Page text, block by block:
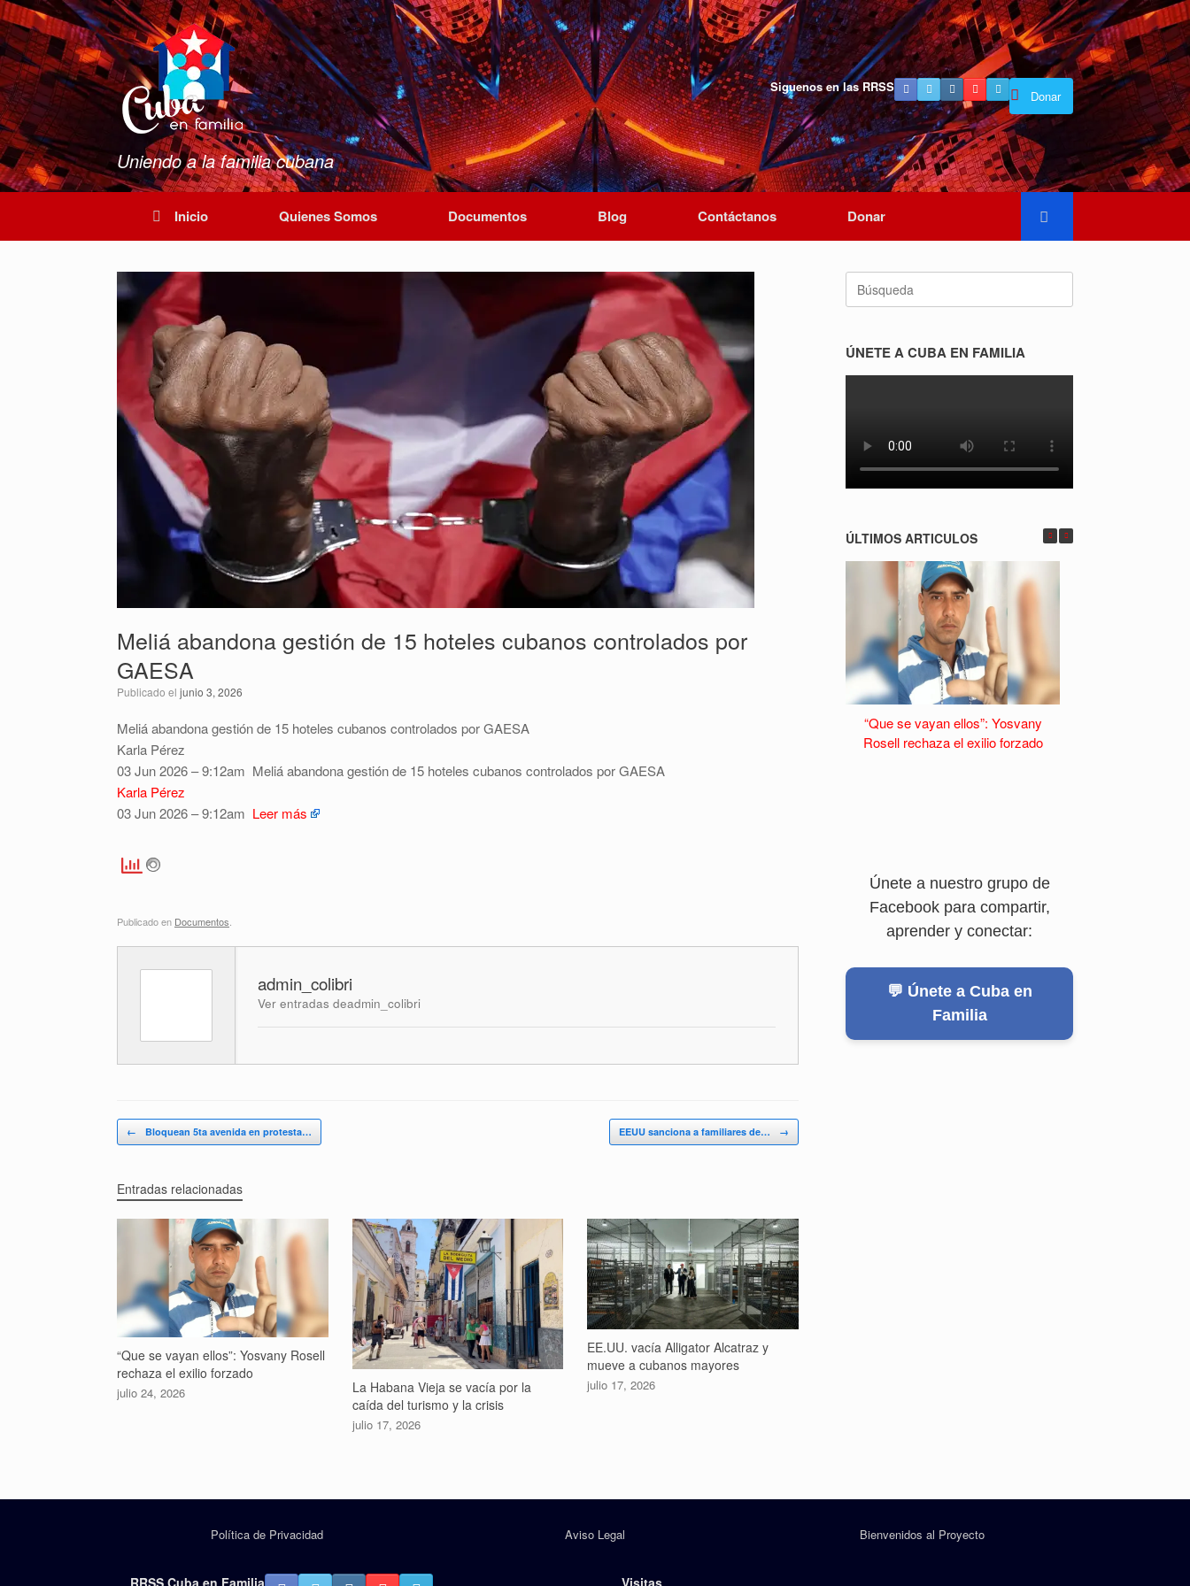
Saltar
al
contenido
Uniendo a la familia cubana
Siguenos en las RRSS
Donar
Inicio Quienes Somos Documentos Blog Contáctanos Donar
Meliá abandona gestión de 15 hoteles cubanos controlados por
GAESA
Publicado el junio 3, 2026
Meliá abandona gestión de 15 hoteles cubanos controlados por GAESA
Karla Pérez
03 Jun 2026 – 9:12am Meliá abandona gestión de 15 hoteles cubanos controlados por GAESA
Karla Pérez
03 Jun 2026 – 9:12am Leer más
Publicado en Documentos
admin_colibri
Ver entradas deadmin_colibri
Navegador de artículos
← Bloquean 5ta avenida en protesta… EEUU sanciona a familiares de… →
Entradas relacionadas
“Que se vayan ellos”: Yosvany Rosell
rechaza el exilio forzado
julio 24, 2026
La Habana Vieja se vacía por la
caída del turismo y la crisis
julio 17, 2026
EE.UU. vacía Alligator Alcatraz y
mueve a cubanos mayores
julio 17, 2026
ÚNETE A CUBA EN FAMILIA
ÚLTIMOS ARTICULOS
“Que se vayan ellos”: Yosvany
Rosell rechaza el exilio forzado
Únete a nuestro grupo de
Facebook para compartir,
aprender y conectar:
💬 Únete a Cuba en
Familia
Política de Privacidad Aviso Legal Bienvenidos al Proyecto